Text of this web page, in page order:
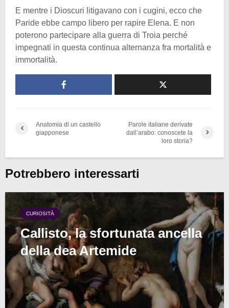
E mentre i Dioscuri litigavano con i cugini, ecco che
Paride ebbe campo libero per rapire Elena. E non
poterono partecipare alla guerra di Troia perché
impegnati in questa continua alternanza fra mortalità e
immortalità.
Anatomia di un castello
giapponese
Parole italiane derivate
dall’arabo: conoscete la
loro storia?
Potrebbero interessarti
CURIOSITÀ
Callisto, la sfortunata ancella
della dea Artemide